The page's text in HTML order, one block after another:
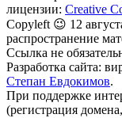
лицензии: Creative
Copyleft 😉 12
распространение
Ссылка не
Разработка сайта:
Степан Евдокимов.
При поддержке
(регистрация